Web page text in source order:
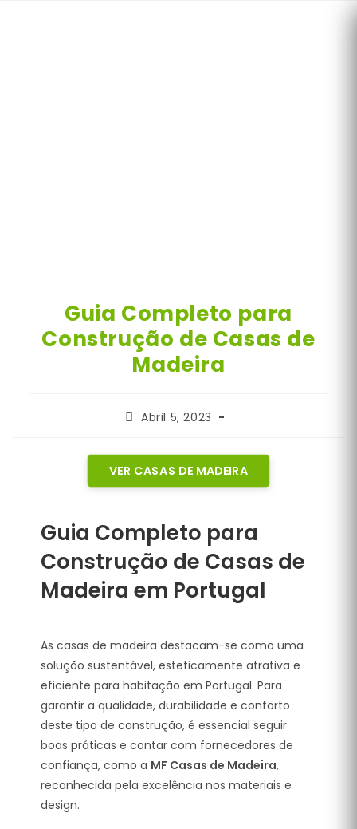
Guia Completo para
Construção de Casas de
Madeira
PostAbril 5, 2023
VER CASAS DE MADEIRA
Guia Completo para
Construção de Casas de
Madeira em Portugal
As casas de madeira destacam-se como uma
solução sustentável, esteticamente atrativa e
eficiente para habitação em Portugal. Para
garantir a qualidade, durabilidade e conforto
deste tipo de construção, é essencial seguir
boas práticas e contar com fornecedores de
confiança, como a MF Casas de Madeira,
reconhecida pela excelência nos materiais e
design.